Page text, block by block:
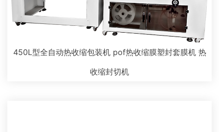
450L型全自动热收缩包装机 pof热收缩膜塑封套膜机 热
收缩封切机